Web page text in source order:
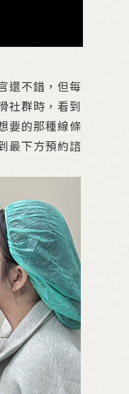
還不錯，但每
社群時，看到
要的那種線條
最下方預約諮